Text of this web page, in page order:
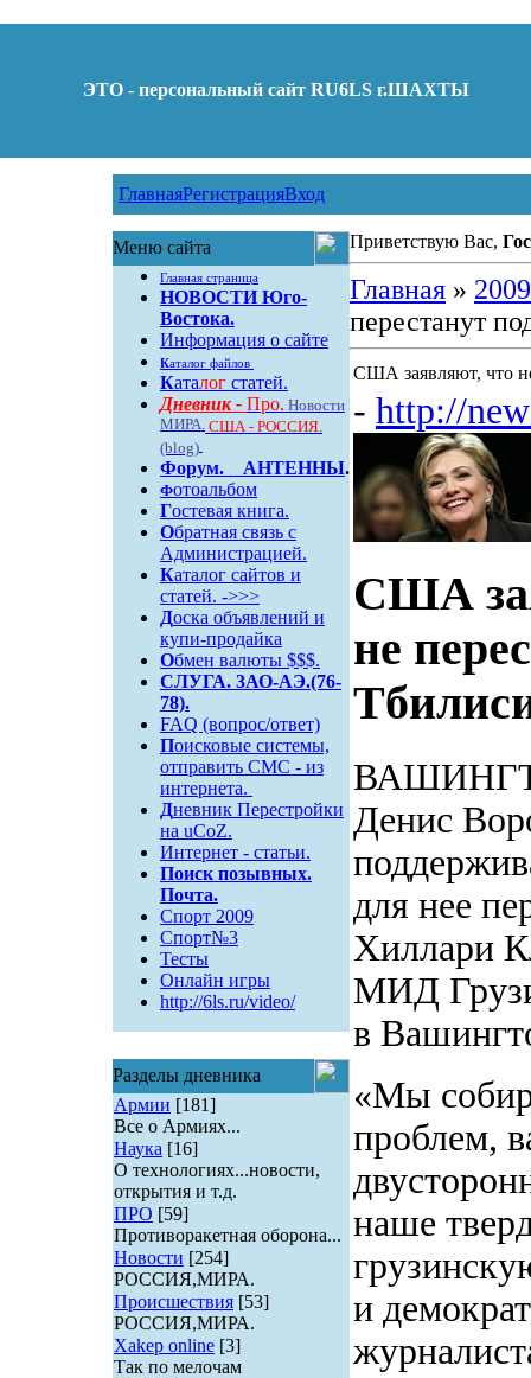
ЭТО - персональный сайт RU6LS г.ШАХТЫ
ГлавнаяРегистрацияВход
Меню сайта
Главная страница
НОВОСТИ Юго-
Востока.
Информация о сайте
Каталог файлов
Каталогстатей.
Дневник - Про. Новости
МИРА.США - РОССИЯ.
(blog)
Форум. АНТЕННЫ.
Фотоальбом
Гостевая книга.
Обратная связь c
Администрацией.
Каталог сайтов и
статей. ->>>
Доска объявлений и
купи-продайка
Обмен валюты $$$.
СЛУГА. 3АО-АЭ.(76-
78).
FAQ (вопрос/ответ)
Поисковые системы,
отправить СМС - из
интернета.
Дневник Перестройки
на uCoZ.
Интернет - статьи.
Поиск позывных.
Почта.
Спорт 2009
Спорт№3
Тесты
Онлайн игры
http://6ls.ru/video/
Разделы дневника
Армии [181]
Все о Армиях...
Наука [16]
О технологиях...новости,
открытия и т.д.
ПРО [59]
Противоракетная оборона...
Новости [254]
РОССИЯ,МИРА.
Происшествия [53]
РОССИЯ,МИРА.
Xakep online [3]
Так по мелочам
Приветствую Вас,
Главная» 2009
перестанут
США заявляют, что
- http://
США
не
Денис
для нее
Хиллари
МИД
в
«Мы
проблем,
наше
и